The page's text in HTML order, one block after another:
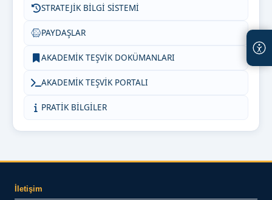
STRATEJİK BİLGİ SİSTEMİ
PAYDAŞLAR
AKADEMİK TEŞVİK DOKÜMANLARI
AKADEMİK TEŞVİK PORTALI
PRATİK BİLGİLER
İletişim